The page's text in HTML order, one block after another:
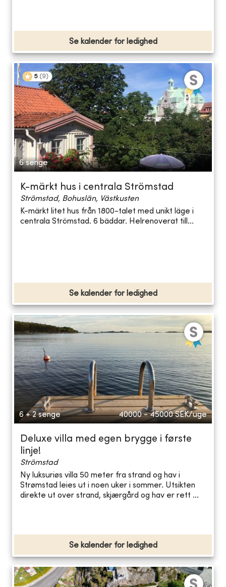
Se kalender for ledighed
5 (9)
6 senge
K-märkt hus i centrala Strömstad
Strömstad, Bohuslän, Västkusten
K-märkt litet hus från 1800-talet med unikt läge i
centrala Strömstad. 6 bäddar. Helrenoverat till...
Se kalender for ledighed
6 + 2 senge 40000 - 45000 SEK/uge
Deluxe villa med egen brygge i første
linje!
Strömstad
Ny luksuriøs villa 50 meter fra strand og hav i
Strømstad leies ut i noen uker i sommer. Utsikten
direkte ut over strand, skjærgård og hav er rett ...
Se kalender for ledighed